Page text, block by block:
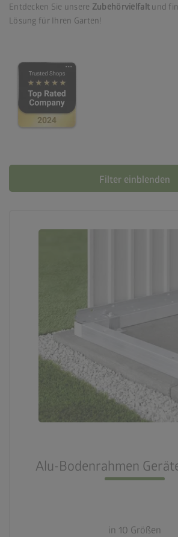
Entdecken Sie unsere Zubehörvielfalt und
Lösung für Ihren Garten!
Filter einblenden
Alu-Bodenrahmen
in 10 Größen